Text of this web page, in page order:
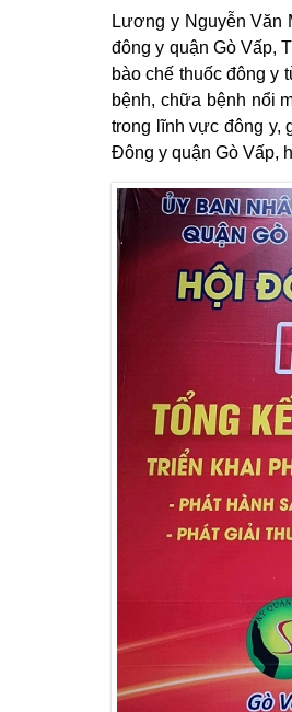
Lương y Nguyễn Văn
đông y quận Gò Vấp,
bào chế thuốc đông y
bệnh, chữa bệnh nổi
trong lĩnh vực đông y,
Đông y quận Gò Vấp,